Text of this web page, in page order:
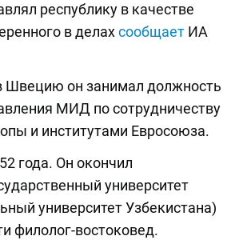
республику в качестве
в делахсообщает ИА
Швецию он занимал должность
МИД по сотрудничеству
и институтами Евросоюза.
года. Он окончил
университет
университет Узбекистана)
филолог-востоковед.